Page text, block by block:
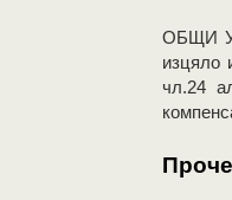
OБЩИ
изцяло
чл.24